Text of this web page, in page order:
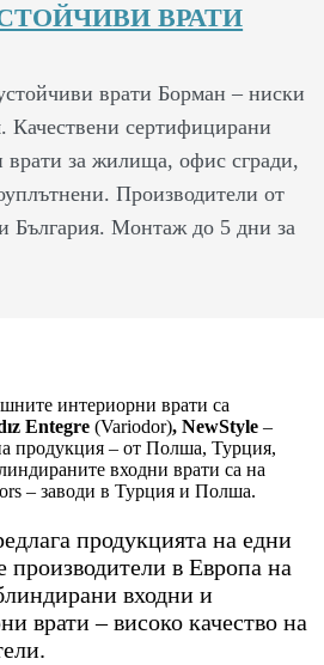
ВРАТИ
врати Борман – ниски
сертифицирани
за жилища, офис сгради,
Производители от
България. Монтаж до 5 дни за
интериорни врати са
Entegre (Variodor), NewStyle –
продукция – от Полша, Турция,
входни врати са на
– заводи в Турция и Полша.
продукцията на едни
в Европа на
входни и
врати – високо качество на